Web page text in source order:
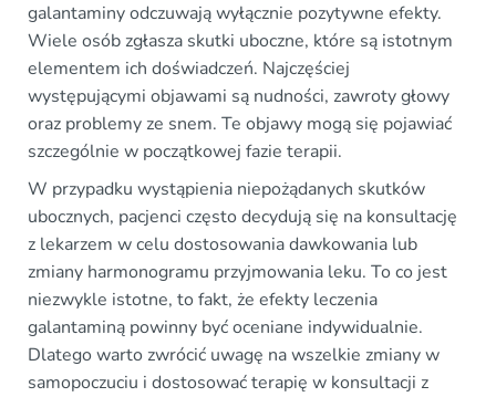
galantaminy odczuwają wyłącznie pozytywne efekty.
Wiele osób zgłasza skutki uboczne, które są istotnym
elementem ich doświadczeń. Najczęściej
występującymi objawami są nudności, zawroty głowy
oraz problemy ze snem. Te objawy mogą się pojawiać
szczególnie w początkowej fazie terapii.
W przypadku wystąpienia niepożądanych skutków
ubocznych, pacjenci często decydują się na konsultację
z lekarzem w celu dostosowania dawkowania lub
zmiany harmonogramu przyjmowania leku. To co jest
niezwykle istotne, to fakt, że efekty leczenia
galantaminą powinny być oceniane indywidualnie.
Dlatego warto zwrócić uwagę na wszelkie zmiany w
samopoczuciu i dostosować terapię w konsultacji z